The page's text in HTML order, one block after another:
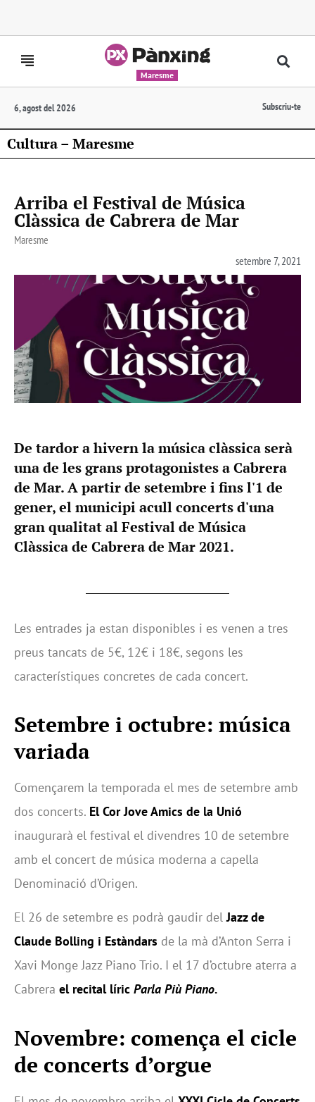
Maresme
6, agost del 2026 Subscriu-te
Cultura – Maresme
Arriba el Festival de Música
Clàssica de Cabrera de Mar
Maresme
setembre 7, 2021
De tardor a hivern la música clàssica serà
una de les grans protagonistes a Cabrera
de Mar. A partir de setembre i fins l'1 de
gener, el municipi acull concerts d'una
gran qualitat al Festival de Música
Clàssica de Cabrera de Mar 2021.
Les entrades ja estan disponibles i es venen a tres
preus tancats de 5€, 12€ i 18€, segons les
característiques concretes de cada concert.
Setembre i octubre: música
variada
Començarem la temporada el mes de setembre amb
dos concerts. El Cor Jove Amics de la Unió
inaugurarà el festival el divendres 10 de setembre
amb el concert de música moderna a capella
Denominació d’Origen.
El 26 de setembre es podrà gaudir delJazz de
Claude Bolling i Estàndars de la mà d’Anton Serra i
Xavi Monge Jazz Piano Trio. I el 17 d’octubre aterra a
Cabrera el recital líric Parla Più Piano.
Novembre: comença el cicle
de concerts d’orgue